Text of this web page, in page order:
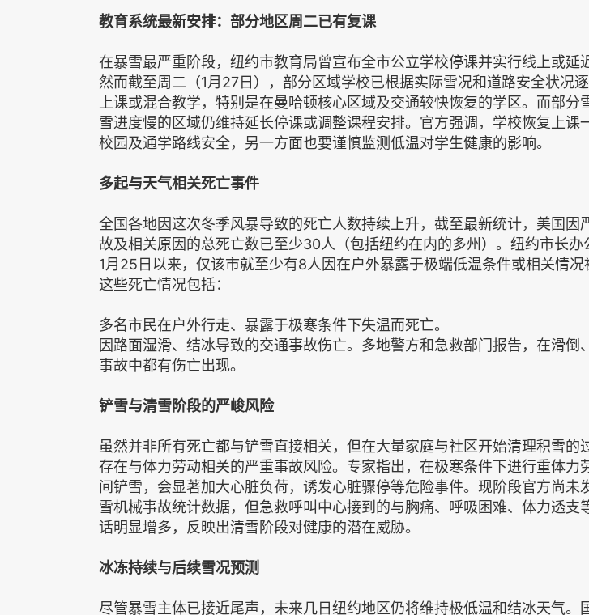
教育系统最新安排：部分地区周二已有复课
在暴雪最严重阶段，纽约市教育局曾宣布全市公立学校停课并实行线上或延
然而截至周二（1月27日），部分区域学校已根据实际雪况和道路安全状况
上课或混合教学，特别是在曼哈顿核心区域及交通较快恢复的学区。而部分
雪进度慢的区域仍维持延长停课或调整课程安排。官方强调，学校恢复上课
校园及通学路线安全，另一方面也要谨慎监测低温对学生健康的影响。
多起与天气相关死亡事件
全国各地因这次冬季风暴导致的死亡人数持续上升，截至最新统计，美国因
故及相关原因的总死亡数已至少30人（包括纽约在内的多州）。纽约市长办
1月25日以来，仅该市就至少有8人因在户外暴露于极端低温条件或相关情况
这些死亡情况包括：
多名市民在户外行走、暴露于极寒条件下失温而死亡。
因路面湿滑、结冰导致的交通事故伤亡。多地警方和急救部门报告，在滑倒
事故中都有伤亡出现。
铲雪与清雪阶段的严峻风险
虽然并非所有死亡都与铲雪直接相关，但在大量家庭与社区开始清理积雪的
存在与体力劳动相关的严重事故风险。专家指出，在极寒条件下进行重体力
间铲雪，会显著加大心脏负荷，诱发心脏骤停等危险事件。现阶段官方尚未
雪机械事故统计数据，但急救呼叫中心接到的与胸痛、呼吸困难、体力透支
话明显增多，反映出清雪阶段对健康的潜在威胁。
冰冻持续与后续雪况预测
尽管暴雪主体已接近尾声，未来几日纽约地区仍将维持极低温和结冰天气。